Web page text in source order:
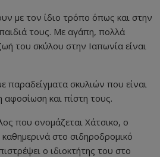
με τον ίδιο τρόπο όπως και στην
τους. Με αγάπη, πολλά
του σκύλου στην Ιαπωνία είναι
παραδείγματα σκυλιών που είναι
και πίστη τους.
που ονομάζεται Χάτσικο, ο
στο σιδηροδρομικό
ο ιδιοκτήτης του στο